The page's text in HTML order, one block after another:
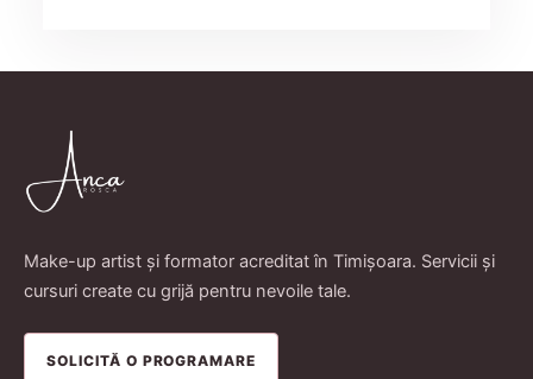
Make-up artist și formator acreditat în Timișoara. Servicii și
cursuri create cu grijă pentru nevoile tale.
SOLICITĂ O PROGRAMARE